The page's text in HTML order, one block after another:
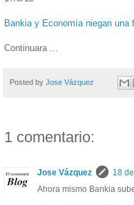
Bankia y Economía niegan
Continuara ...
Posted by Jose Vázquez
1 comentario:
Jose Vázquez
18
Ahora mismo Bankia